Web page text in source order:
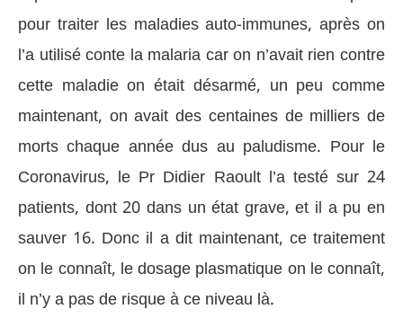
pour traiter les maladies auto-immunes, après on
l’a utilisé conte la malaria car on n’avait rien contre
cette maladie on était désarmé, un peu comme
maintenant, on avait des centaines de milliers de
morts chaque année dus au paludisme. Pour le
Coronavirus, le Pr Didier Raoult l’a testé sur 24
patients, dont 20 dans un état grave, et il a pu en
sauver 16. Donc il a dit maintenant, ce traitement
on le connaît, le dosage plasmatique on le connaît,
il n’y a pas de risque à ce niveau là.